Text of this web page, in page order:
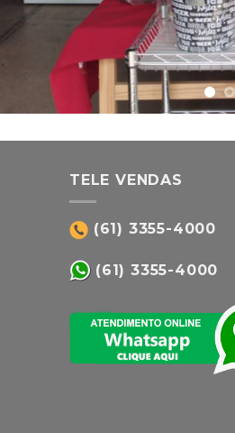
TELE VENDAS
(61) 3355-4000
(61) 3355-4000